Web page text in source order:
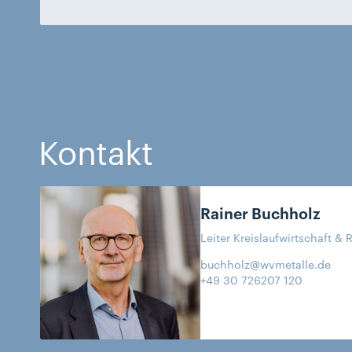
Kontakt
Rainer Buchholz
Leiter Kreislaufwirtschaft &
buchholz@wvmetalle.de
+49 30 726207 120